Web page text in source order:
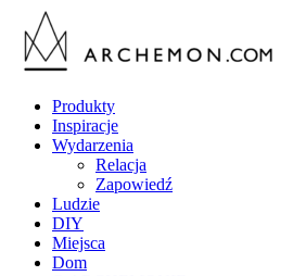
Produkty
Inspiracje
Wydarzenia
Relacja
Zapowiedź
Ludzie
DIY
Miejsca
Dom